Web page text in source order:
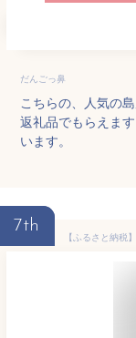
だんごっ鼻
こちらの、人気の
返礼品でもらえま
います。
7th